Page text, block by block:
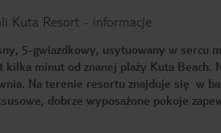
Kuta Resort - informacje
5-gwiazdkowy, usytuowany w sercu
kilka minut od znanej plaży Kuta Beach.
Na terenie resortu znajduje się w
dobrze wyposażone pokoje